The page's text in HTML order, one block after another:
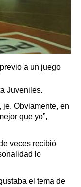
a un juego
Juveniles.
je. Obviamente, en
que yo”,
veces recibió
lo
el tema de